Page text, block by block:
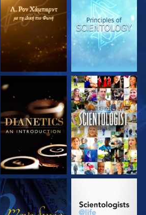
ΕΞΕΡΕΥΝΗΣΤΕ ΤΗ
ΣΕΙΡΑ
ΕΞΕΡΕΥΝΗΣΤΕ ΤΗ
ΣΕΙΡΑ
ΕΞΕΡΕΥΝΗΣΤΕ ΤΗ
ΣΕΙΡΑ
ΠΑΡΑΚΟΛΟΥΘΗΣΤΕ
ΠΑΡΑΚΟΛΟΥΘΗΣΤΕ ΕΞΕΡΕΥΝΗΣΤΕ ΤΗ